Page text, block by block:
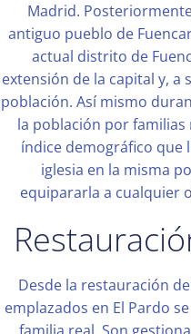
Madrid.
antiguo pueblo de
actual distrito de
extensión de la capital y, a
población. Así mismo
la población por
índice demográfico que
iglesia en la misma
equipararla a cualquier
Desde la restauración
emplazados en El Pardo